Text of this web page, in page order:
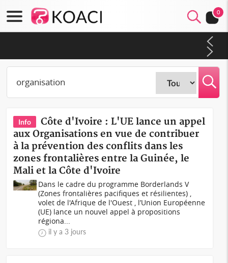
0
Info
Côte d'Ivoire : L'UE lance un appel
aux Organisations en vue de contribuer
à la prévention des conflits dans les
zones frontalières entre la Guinée, le
Mali et la Côte d'Ivoire
Dans le cadre du programme Borderlands V
(Zones frontalières pacifiques et résilientes) ,
volet de l'Afrique de l'Ouest , l’Union Européenne
(UE) lance un nouvel appel à propositions
régiona...
il y a 3 jours